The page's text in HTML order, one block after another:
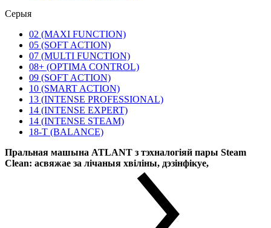
Серыя
02 (MAXI FUNCTION)
05 (SOFT ACTION)
07 (MULTI FUNCTION)
08+ (OPTIMA CONTROL)
09 (SOFT ACTION)
10 (SMART ACTION)
13 (INTENSE PROFESSIONAL)
14 (INTENSE EXPERT)
14 (INTENSE STEAM)
18-T (BALANCE)
Пральная машына ATLANT з тэхналогіяй пары Steam
Clean: асвяжае за лічаныя хвіліны, дэзінфікуе,